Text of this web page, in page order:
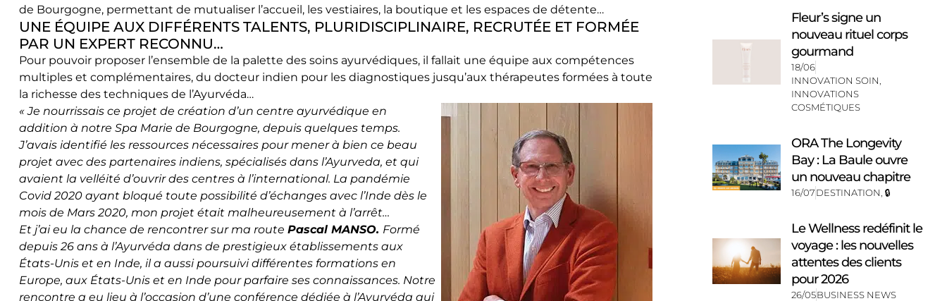
de Bourgogne, permettant de mutualiser l’accueil, les vestiaires, la boutique et les espaces de détente…
UNE ÉQUIPE AUX DIFFÉRENTS TALENTS, PLURIDISCIPLINAIRE, RECRUTÉE ET FORMÉE
PAR UN EXPERT RECONNU…
Pour pouvoir proposer l’ensemble de la palette des soins ayurvédiques, il fallait une équipe aux compétences
multiples et complémentaires, du docteur indien pour les diagnostiques jusqu’aux thérapeutes formées à toute
la richesse des techniques de l’Ayurvéda…
« Je nourrissais ce projet de création d’un centre ayurvédique en
addition à notre Spa Marie de Bourgogne, depuis quelques temps.
J’avais identifié les ressources nécessaires pour mener à bien ce beau
projet avec des partenaires indiens, spécialisés dans l’Ayurveda, et qui
avaient la velléité d’ouvrir des centres à l’international. La pandémie
Covid 2020 ayant bloqué toute possibilité d’échanges avec l’Inde dès le
mois de Mars 2020, mon projet était malheureusement à l’arrêt…
Et j’ai eu la chance de rencontrer sur ma route Pascal MANSO. Formé
depuis 26 ans à l’Ayurvéda dans de prestigieux établissements aux
États-Unis et en Inde, il a aussi poursuivi différentes formations en
Europe, aux États-Unis et en Inde pour parfaire ses connaissances. Notre
rencontre a eu lieu à l’occasion d’une conférence dédiée à l’Ayurvéda qui
Fleur’s signe un
nouveau rituel corps
gourmand
18/06
INNOVATION SOIN
INNOVATIONS
COSMÉTIQUES
ORA The Longevity
Bay : La Baule ouvre
un nouveau chapitre
16/07DESTINATION ,🔒
Le Wellness redéfinit le
voyage : les nouvelles
attentes des clients
pour 2026
26/05BUSINESS NEWS